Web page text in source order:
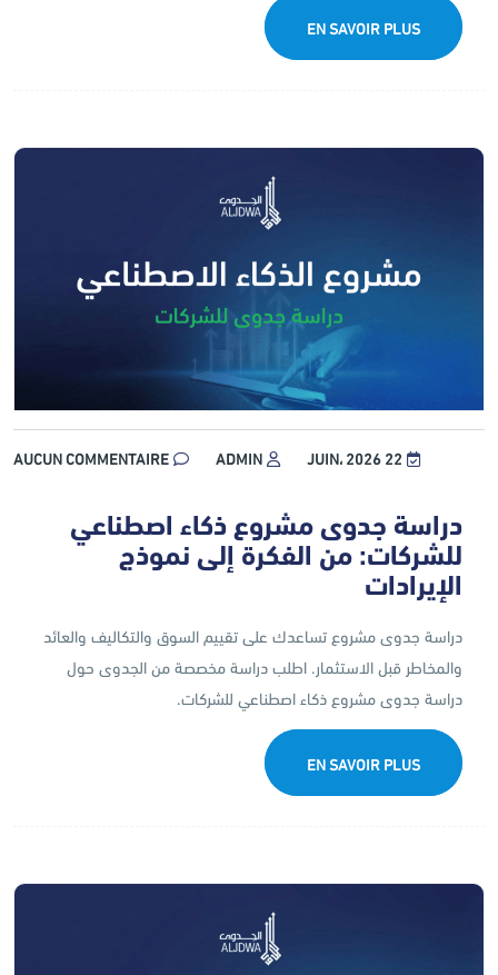
EN SAVOIR PLUS
22 JUIN، 2026 ADMIN
AUCUN COMMENTAIRE
دراسة جدوى مشروع ذكاء اصطناعي
للشركات: من الفكرة إلى نموذج
الإيرادات
دراسة جدوى مشروع تساعدك على تقييم السوق والتكاليف والعائد
والمخاطر قبل الاستثمار. اطلب دراسة مخصصة من الجدوى حول
دراسة جدوى مشروع ذكاء اصطناعي للشركات.
EN SAVOIR PLUS